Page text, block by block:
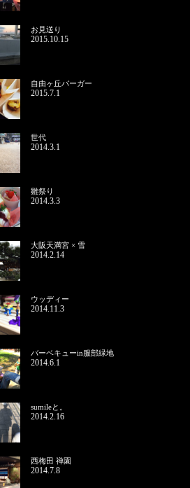
お見送り
2015.10.15
自由ヶ丘バーガー
2015.7.1
世代
2014.3.1
雛祭り
2014.3.3
大阪天満宮 × 雪
2014.2.14
ウッディー
2014.11.3
バーベキューin服部緑地
2014.6.1
sumileと。
2014.2.16
西梅田 禅園
2014.7.8